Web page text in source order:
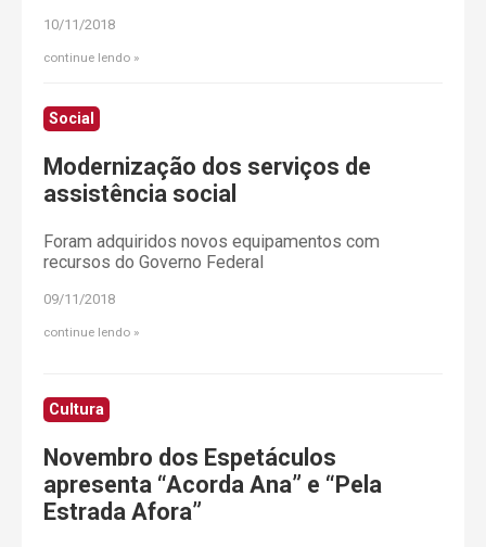
10/11/2018
continue lendo
Social
Modernização dos serviços de
assistência social
Foram adquiridos novos equipamentos com
recursos do Governo Federal
09/11/2018
continue lendo
Cultura
Novembro dos Espetáculos
apresenta “Acorda Ana” e “Pela
Estrada Afora”